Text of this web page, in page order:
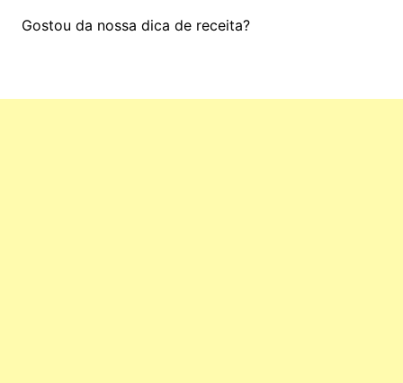
Gostou da nossa dica de receita?